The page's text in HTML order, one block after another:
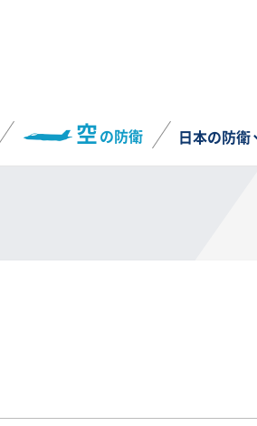
空の防衛 日本の防衛